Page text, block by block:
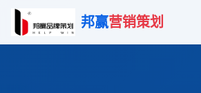
邦赢营销策划